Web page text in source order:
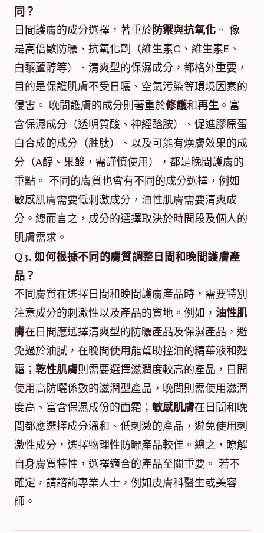
同？
日間護膚的成分選擇，著重於防禦與抗氧化 。 像
是高倍數防曬、抗氧化劑（維生素C、維生素E、
白藜蘆醇等）、清爽型的保濕成分，都格外重要，
目的是保護肌膚不受日曬、空氣污染等環境因素的
侵害。 晚間護膚的成分則著重於修護和再生 。富
含保濕成分（透明質酸、神經醯胺）、促進膠原蛋
白合成的成分（胜肽）、以及可能有煥膚效果的成
分（A醇、果酸，需謹慎使用），都是晚間護膚的
重點。 不同的膚質也會有不同的成分選擇，例如
敏感肌膚需要低刺激成分，油性肌膚需要清爽成
分。總而言之，成分的選擇取決於時間段及個人的
肌膚需求。
Q3. 如何根據不同的膚質調整日間和晚間護膚產
品？
不同膚質在選擇日間和晚間護膚產品時，需要特別
注意成分的刺激性以及產品的質地。例如， 油性肌
膚在日間應選擇清爽型的防曬產品及保濕產品，避
免過於油膩，在晚間使用能幫助控油的精華液和麪
霜； 乾性肌膚則需要選擇滋潤度較高的產品，日間
使用高防曬係數的滋潤型產品，晚間則需使用滋潤
度高、富含保濕成份的面霜； 敏感肌膚在日間和晚
間都應選擇成分溫和、低刺激的產品，避免使用刺
激性成分，選擇物理性防曬產品較佳。總之，瞭解
自身膚質特性，選擇適合的產品至關重要。 若不
確定，請諮詢專業人士，例如皮膚科醫生或美容
師。